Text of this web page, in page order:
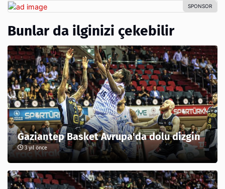
Bunlar da ilginizi çekebilir
Gaziantep Basket Avrupa'da dolu dizgin
3 yıl önce